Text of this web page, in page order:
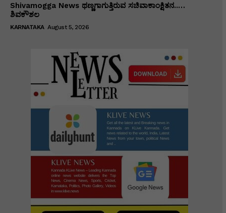
Shivamogga News ಥಣ್ಣಗಾಗುತ್ತಿರುವ ಸಚಿವಾಕಾಂಕ್ಷಿತನ..…
ಶಿವಕೌಶಲ
KARNATAKA August 5, 2026